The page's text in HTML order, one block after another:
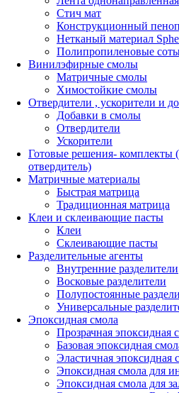
Стич мат
Конструкционный
Нетканый материал
Полипропиленовые
Винилэфирные смолы
Матричные смолы
Химостойкие смолы
Отвердители , ускорители и
Добавки в смолы
Отвердители
Ускорители
Готовые решения- комплекты
отвердитель)
Матричные материалы
Быстрая матрица
Традиционная матрица
Клеи и склеивающие пасты
Клеи
Склеивающие пасты
Разделительные агенты
Внутренние разделители
Восковые разделители
Полупостоянные
Универсальные
Эпоксидная смола
Прозрачная эпоксидная
Базовая эпоксидная
Эластичная эпоксидная
Эпоксидная смола для
Эпоксидная смола для